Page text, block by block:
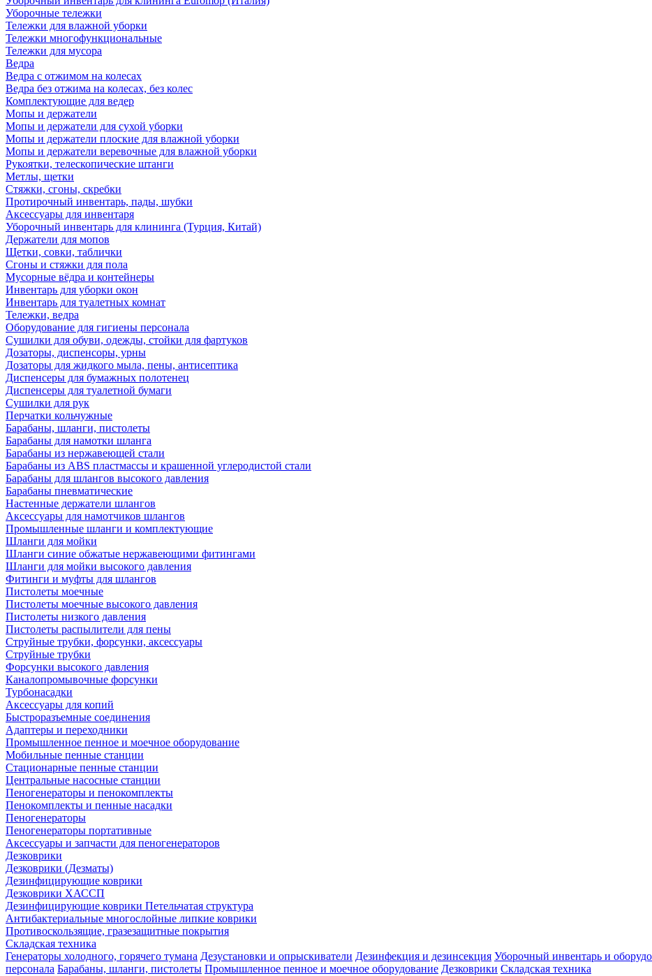
Уборочные тележки
Тележки для влажной уборки
Тележки многофункциональные
Тележки для мусора
Ведра
Ведра с отжимом на колесах
Ведра без отжима на колесах, без колес
Комплектующие для ведер
Мопы и держатели
Мопы и держатели для сухой уборки
Мопы и держатели плоские для влажной уборки
Мопы и держатели веревочные для влажной уборки
Рукоятки, телескопические штанги
Метлы, щетки
Стяжки, сгоны, скребки
Протирочный инвентарь, пады, шубки
Аксессуары для инвентаря
Уборочный инвентарь для клининга (Турция, Китай)
Держатели для мопов
Щетки, совки, таблички
Сгоны и стяжки для пола
Мусорные вёдра и контейнеры
Инвентарь для уборки окон
Инвентарь для туалетных комнат
Тележки, ведра
Оборудование для гигиены персонала
Сушилки для обуви, одежды, стойки для фартуков
Дозаторы, диспенсоры, урны
Дозаторы для жидкого мыла, пены, антисептика
Диспенсеры для бумажных полотенец
Диспенсеры для туалетной бумаги
Сушилки для рук
Перчатки кольчужные
Барабаны, шланги, пистолеты
Барабаны для намотки шланга
Барабаны из нержавеющей стали
Барабаны из ABS пластмассы и крашенной углеродистой стали
Барабаны для шлангов высокого давления
Барабаны пневматические
Настенные держатели шлангов
Аксессуары для намотчиков шлангов
Промышленные шланги и комплектующие
Шланги для мойки
Шланги синие обжатые нержавеющими фитингами
Шланги для мойки высокого давления
Фитинги и муфты для шлангов
Пистолеты моечные
Пистолеты моечные высокого давления
Пистолеты низкого давления
Пистолеты распылители для пены
Струйные трубки, форсунки, аксессуары
Струйные трубки
Форсунки высокого давления
Каналопромывочные форсунки
Турбонасадки
Аксессуары для копий
Быстроразъемные соединения
Адаптеры и переходники
Промышленное пенное и моечное оборудование
Мобильные пенные станции
Стационарные пенные станции
Центральные насосные станции
Пеногенераторы и пенокомплекты
Пенокомплекты и пенные насадки
Пеногенераторы
Пеногенераторы портативные
Аксессуары и запчасти для пеногенераторов
Дезковрики
Дезковрики (Дезматы)
Дезинфицирующие коврики
Дезковрики ХАССП
Дезинфицирующие коврики Петельчатая структура
Антибактериальные многослойные липкие коврики
Противоскользящие, гразезащитные покрытия
Складская техника
Генераторы холодного, горячего тумана Дезустановки и опрыскиватели Дезинфекция и дезинсекция Уборочный инвентарь и
персонала Барабаны, шланги, пистолеты Промышленное пенное и моечное оборудование Дезковрики Складская техника